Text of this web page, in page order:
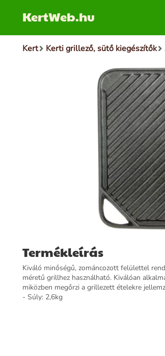
KertWeb.hu
Kert Kerti grillező, sütő kiegészítők
Termékleírás
Kiváló minőségű, zománcozott felülettel
méretű grillhez használható. Kiválóan
miközben megőrzi a grillezett ételekre
- Súly: 2,6kg